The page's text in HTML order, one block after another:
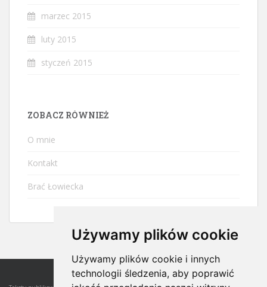
Używamy plików cookie
Używamy plików cookie i innych
technologii śledzenia, aby poprawić
marzec 2015
luty 2015
styczeń 2015
ZOBACZ RÓWNIEŻ
O mnie
Kontakt
Brać Łowiecka